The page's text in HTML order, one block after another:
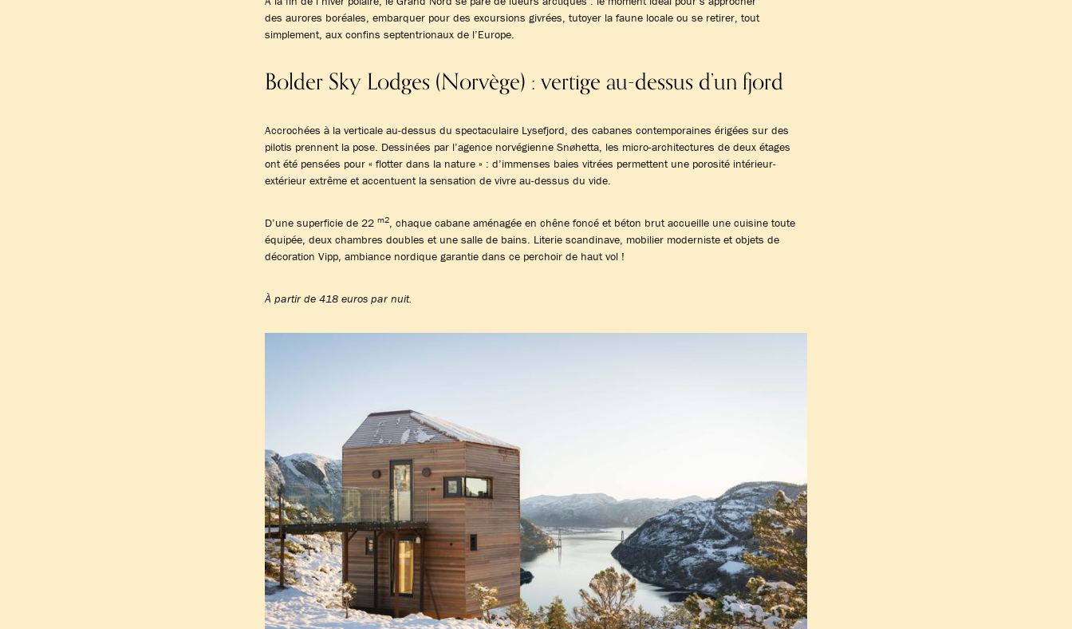
des aurores boréales, embarquer pour des excursions givrées, tutoyer la faune locale ou se retirer, tout
simplement, aux confins septentrionaux de l’Europe.
Bolder Sky Lodges (Norvège) : vertige au-dessus d’un fjord
Accrochées à la verticale au-dessus du spectaculaire Lysefjord, des cabanes contemporaines érigées sur des
pilotis prennent la pose. Dessinées par l’agence norvégienne Snøhetta, les micro-architectures de deux étages
ont été pensées pour « flotter dans la nature » : d’immenses baies vitrées permettent une porosité intérieur-
extérieur extrême et accentuent la sensation de vivre au-dessus du vide.
D’une superficie de 22 m2, chaque cabane aménagée en chêne foncé et béton brut accueille une cuisine toute
équipée, deux chambres doubles et une salle de bains. Literie scandinave, mobilier moderniste et objets de
décoration Vipp, ambiance nordique garantie dans ce perchoir de haut vol !
À partir de 418 euros par nuit.